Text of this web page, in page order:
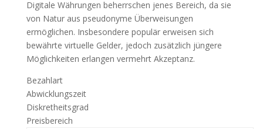
Digitale Währungen beherrschen jenes Bereich, da sie
von Natur aus pseudonyme Überweisungen
ermöglichen. Insbesondere populär erweisen sich
bewährte virtuelle Gelder, jedoch zusätzlich jüngere
Möglichkeiten erlangen vermehrt Akzeptanz.
Bezahlart
Abwicklungszeit
Diskretheitsgrad
Preisbereich